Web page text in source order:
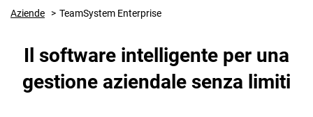
HR
TeamSystem Corporate
Monitoraggio merito
Business intelligence
Aziende TeamSystem Enterprise
Il software intelligente per una
gestione aziendale senza limiti